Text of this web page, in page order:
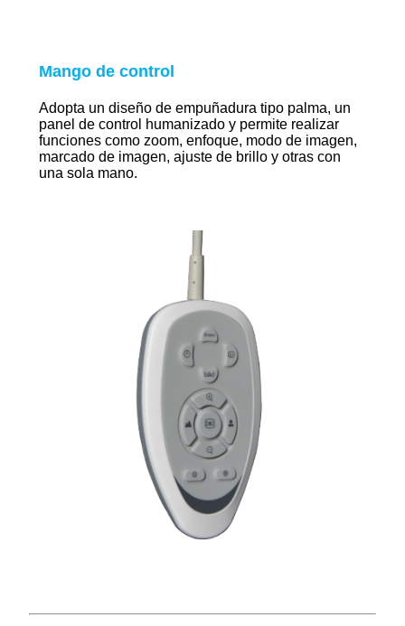
Mango de control
Adopta un diseño de empuñadura tipo palma, un
panel de control humanizado y permite realizar
funciones como zoom, enfoque, modo de imagen,
marcado de imagen, ajuste de brillo y otras con
una sola mano.